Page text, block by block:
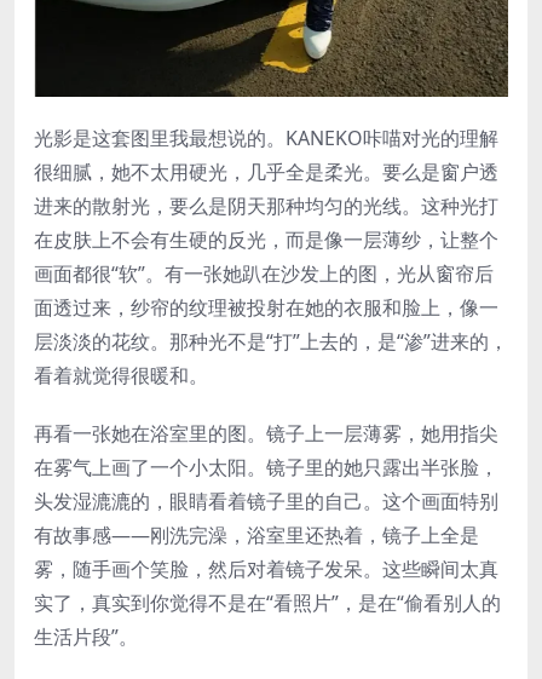
光影是这套图里我最想说的。KANEKO咔喵对光的理解
很细腻，她不太用硬光，几乎全是柔光。要么是窗户透
进来的散射光，要么是阴天那种均匀的光线。这种光打
在皮肤上不会有生硬的反光，而是像一层薄纱，让整个
画面都很“软”。有一张她趴在沙发上的图，光从窗帘后
面透过来，纱帘的纹理被投射在她的衣服和脸上，像一
层淡淡的花纹。那种光不是“打”上去的，是“渗”进来的，
看着就觉得很暖和。
再看一张她在浴室里的图。镜子上一层薄雾，她用指尖
在雾气上画了一个小太阳。镜子里的她只露出半张脸，
头发湿漉漉的，眼睛看着镜子里的自己。这个画面特别
有故事感——刚洗完澡，浴室里还热着，镜子上全是
雾，随手画个笑脸，然后对着镜子发呆。这些瞬间太真
实了，真实到你觉得不是在“看照片”，是在“偷看别人的
生活片段”。